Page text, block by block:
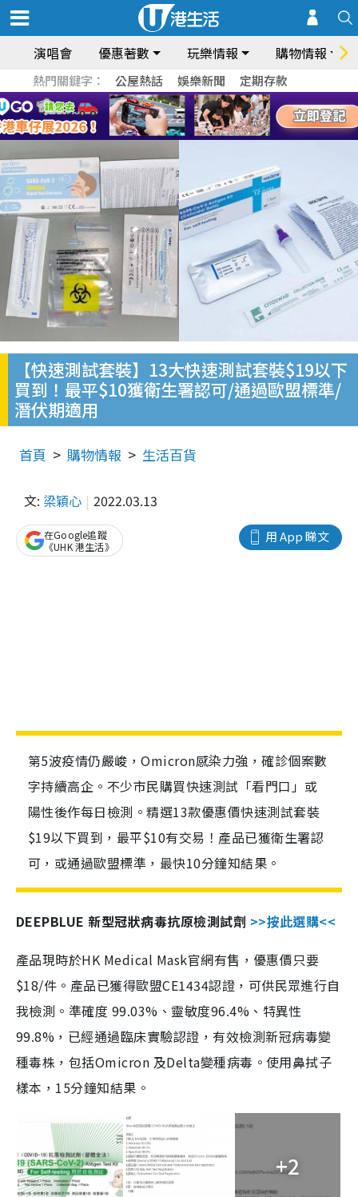
演唱會 優惠著數 玩樂情報 購物情報
熱門關鍵字： 公屋熱話 娛樂新聞 定期存款
【快速測試套裝】13大快速測試套裝$19以下
買到！最平$10獲衛生署認可/通過歐盟標準/
潛伏期適用
首頁 購物情報 生活百貨
文: 梁穎心 2022.03.13
用 App 睇文
在Google追蹤
《UHK 港生活》
第5波疫情仍嚴峻，Omicron感染力強，確診個案數
字持續高企。不少市民購買快速測試「看門口」或
陽性後作每日檢測。精選13款優惠價快速測試套裝
$19以下買到，最平$10有交易！產品已獲衛生署認
可，或通過歐盟標準，最快10分鐘知結果。
DEEPBLUE 新型冠狀病毒抗原檢測試劑 >>按此選購<<
產品現時於HK Medical Mask官網有售，優惠價只要
$18/件。產品已獲得歐盟CE1434認證，可供民眾進行自
我檢測。準確度 99.03%、靈敏度96.4%、特異性
99.8%，已經通過臨床實驗認證，有效檢測新冠病毒變
種毒株，包括Omicron 及Delta變種病毒。使用鼻拭子
樣本，15分鐘知結果。
+2